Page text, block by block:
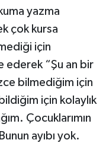
yazma
çok kursa
için
ederek “Şu an bir
bilmediğim için
için kolaylık
Çocuklarımın
ayıbı yok.